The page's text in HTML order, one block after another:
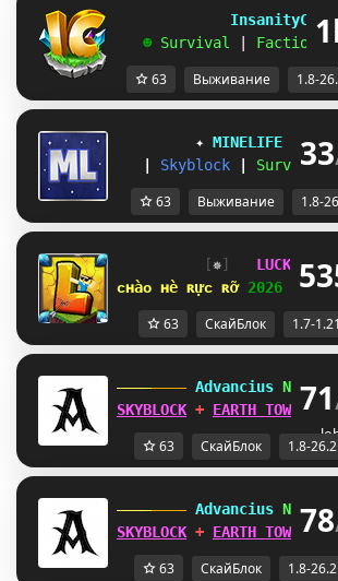
☻ Survival Factions
63 Выживание 1.8-
✦ MINELIFE [1.8
Skyblock Survival
33
63 Выживание 1.8-
[✵] LUCKYVN
ᴄʜàᴏ ʜè ʀựᴄ ʀỡ 2026 ⋆
63 СкайБлок 1.7-1.21
Advancius
SKYBLOCK + EARTH TOWNY71
63 СкайБлок 1.8-26.2
Advancius
SKYBLOCK + EARTH TOWNY78
63 СкайБлок 1.8-26.2